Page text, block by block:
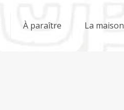
À paraître La maison